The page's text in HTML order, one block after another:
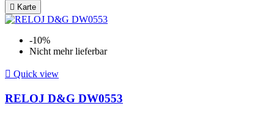
 Karte
-10%
Nicht mehr lieferbar
 Quick view
RELOJ D&G DW0553